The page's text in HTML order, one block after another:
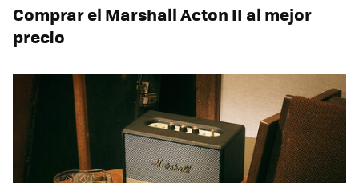
Comprar el Marshall Acton II al mejor
precio